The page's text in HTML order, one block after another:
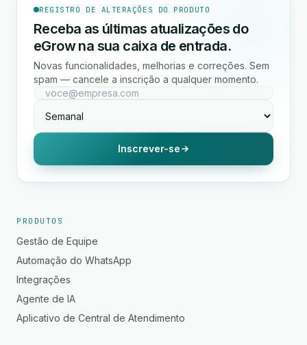
REGISTRO DE ALTERAÇÕES DO PRODUTO
Receba as últimas atualizações do
eGrow na sua caixa de entrada.
Novas funcionalidades, melhorias e correções. Sem
spam — cancele a inscrição a qualquer momento.
Inscrever-se
PRODUTOS
Gestão de Equipe
Automação do WhatsApp
Integrações
Agente de IA
Aplicativo de Central de Atendimento